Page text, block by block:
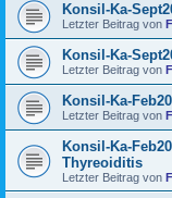
Konsil-Ka-
Letzter Beitrag von
Konsil-Ka-
Letzter Beitrag von
Konsil-Ka-
Letzter Beitrag von
Konsil-Ka-
Thyreoiditis
Letzter Beitrag von